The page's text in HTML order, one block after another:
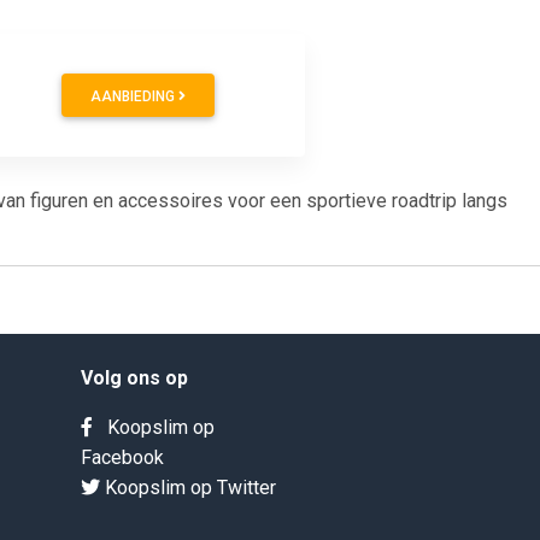
AANBIEDING
figuren en accessoires voor een sportieve roadtrip langs
Volg ons op
Koopslim op
Facebook
Koopslim op Twitter